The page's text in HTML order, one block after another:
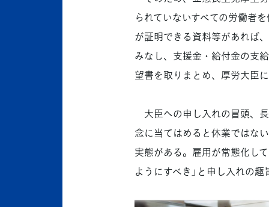
られていないすべての労働者
が証明できる資料等があれば
みなし、支援金・給付金の支
望書を取りまとめ、厚労大臣
大臣への申し入れの冒頭、
念に当てはめると休業ではな
実態がある。雇用が常態化し
ようにすべき」と申し入れの